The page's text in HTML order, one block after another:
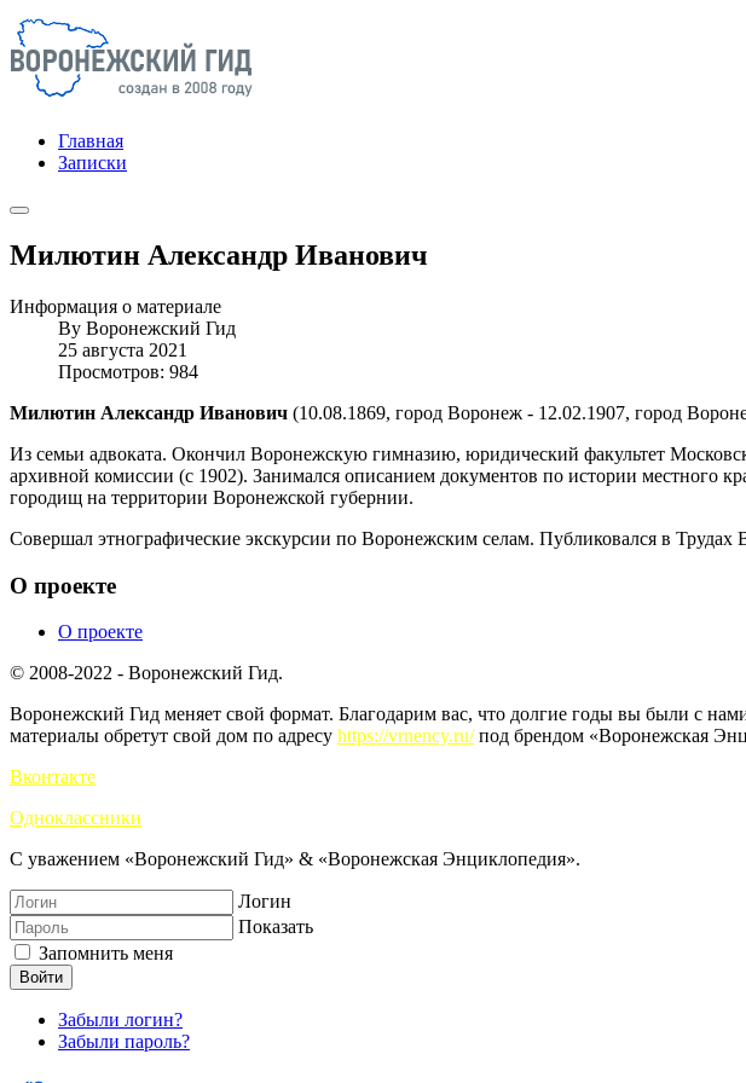
Главная
Записки
Милютин Александр Иванович
Информация о материале
By Воронежский Гид
25 августа 2021
Просмотров: 984
Милютин Александр Иванович (10.08.1869, город Воронеж - 12.02.1907, город
Из семьи адвоката. Окончил Воронежскую гимназию, юридический факультет
архивной комиссии (с 1902). Занимался описанием документов по истории местного
городищ на территории Воронежской губернии.
Совершал этнографические экскурсии по Воронежским селам. Публиковался в
О проекте
О проекте
© 2008-2022 - Воронежский Гид.
Воронежский Гид меняет свой формат. Благодарим вас, что долгие годы вы были с
материалы обретут свой дом по адресу https://vrnency.ru/под брендом «Воронежская
Вконтакте
Одноклассники
С уважением «Воронежский Гид» & «Воронежская Энциклопедия».
Логин
Показать
Запомнить меня
Войти
Забыли логин?
Забыли пароль?